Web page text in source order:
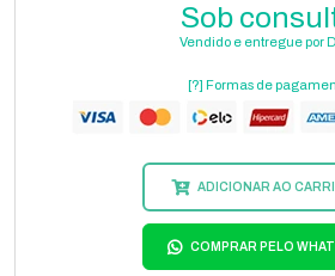
Sob
Vendido e entregue por
[?] Formas de
ADICIONAR AO
COMPRAR PELO